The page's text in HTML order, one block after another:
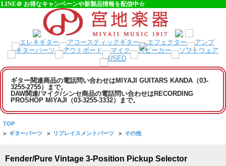
LINE＠ お得なキャンペーンや新製品情報を配信中☆
ギター関連商品の電話問い合わせはMIYAJI GUITARS KANDA（03-
3255-2755）まで。
DAW関連/マイク/シンセ商品の電話問い合わせはRECORDING
PROSHOP MIYAJI（03-3255-3332）まで。
TOP
> ギターパーツ > リプレイスメントパーツ > その他
Fender/Pure Vintage 3-Position Pickup Selector